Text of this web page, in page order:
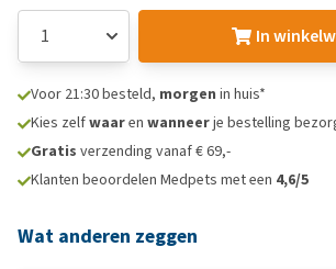
In
Voor 21:30 besteld, morgen in huis*
Kies zelfwaaren wanneerje bestelling
Gratis verzending vanaf € 69,-
Klanten beoordelen Medpets met een 4,6/5
Wat anderen zeggen